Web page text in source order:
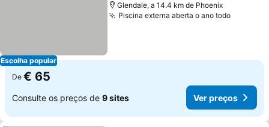
Escolha popular
Glendale, a 14.4 km de Phoenix
Piscina externa aberta o ano todo
De € 65
Consulte os preços de 9 sites Ver preços